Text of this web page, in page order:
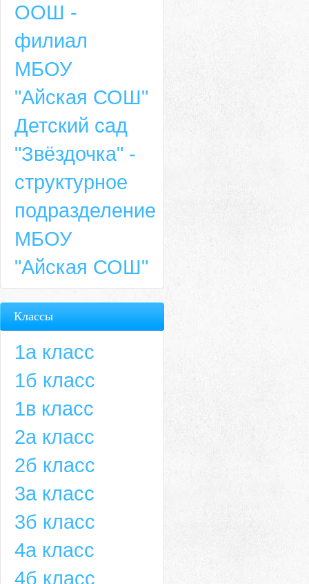
ООШ -
филиал
МБОУ
"Айская СОШ"
Детский сад
"Звёздочка" -
структурное
подразделение
МБОУ
"Айская СОШ"
Классы
1а класс
1б класс
1в класс
2а класс
2б класс
3а класс
3б класс
4а класс
4б класс